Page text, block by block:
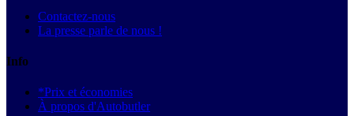
Contactez-nous
La presse parle de nous !
Info
*Prix et économies
À propos d'Autobutler